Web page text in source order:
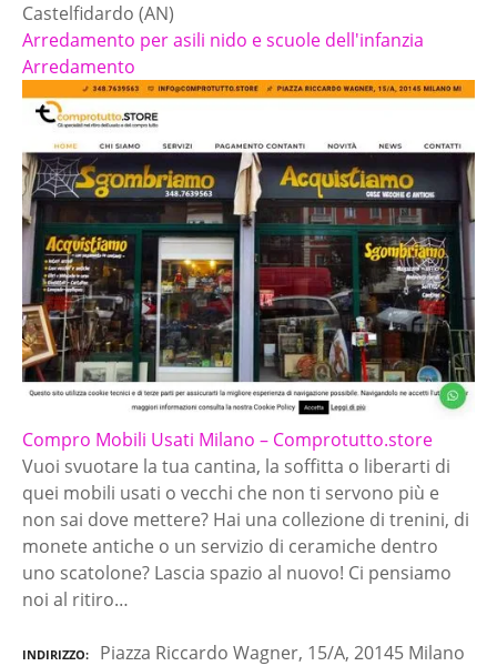
Castelfidardo (AN)
Arredamento per asili nido e scuole dell'infanzia
Arredamento
Compro Mobili Usati Milano – Comprotutto.store
Vuoi svuotare la tua cantina, la soffitta o liberarti di
quei mobili usati o vecchi che non ti servono più e
non sai dove mettere? Hai una collezione di trenini, di
monete antiche o un servizio di ceramiche dentro
uno scatolone? Lascia spazio al nuovo! Ci pensiamo
noi al ritiro…
INDIRIZZO
Piazza Riccardo Wagner, 15/A, 20145 Milano